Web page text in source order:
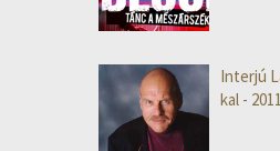
Interjú
kal -